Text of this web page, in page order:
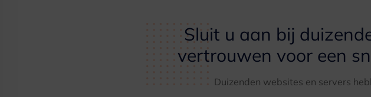
Sluit u aan bij
vertrouwen voor een
Duizenden websites en servers